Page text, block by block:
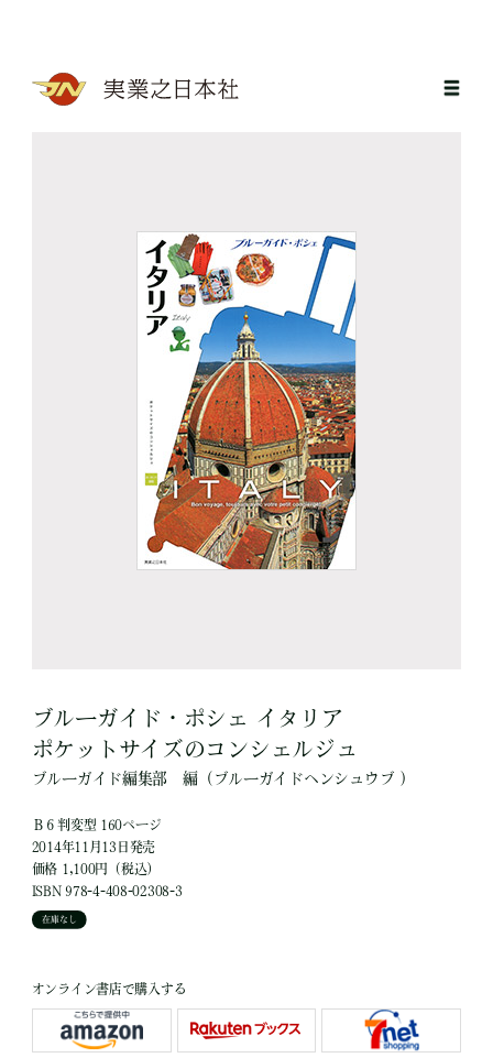
ブルーガイド・ポシェ イタリア
ポケットサイズのコンシェルジュ
ブルーガイド編集部 編（ブルーガイドヘンシュウブ ）
Ｂ６判変型 160ページ
2014年11月13日発売
価格 1,100円（税込）
ISBN 978-4-408-02308-3
在庫なし
オンライン書店で購入する